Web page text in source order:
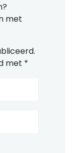
met
met *